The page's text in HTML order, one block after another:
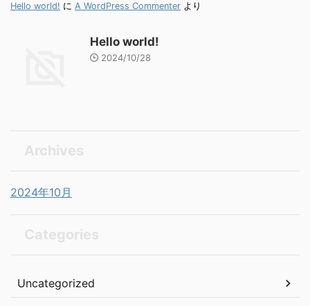
Hello world! に A WordPress Commenter より
Hello world!
2024/10/28
2024年10月
Uncategorized